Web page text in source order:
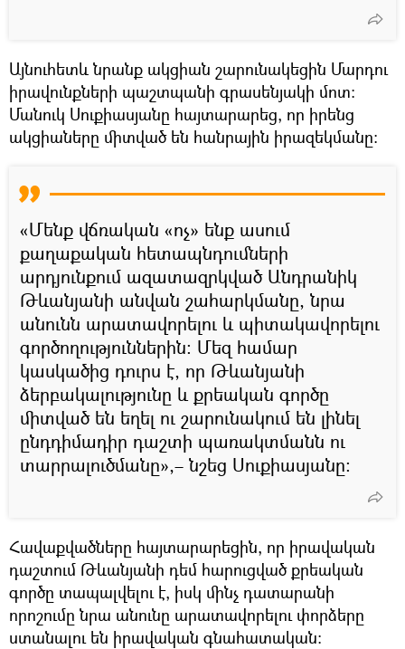
Այնուհետև նրանք ակցիան շարունակեցին Մարդու
իրավունքների պաշտպանի գրասենյակի մոտ։
Մանուկ Սուքիասյանը հայտարարեց, որ իրենց
ակցիաները միտված են հանրային իրազեկմանը։
«Մենք վճռական «ոչ» ենք ասում
քաղաքական հետապնդումների
արդյունքում ազատազրկված Անդրանիկ
Թևանյանի անվան շահարկմանը, նրա
անունն արատավորելու և պիտակավորելու
գործողություններին։ Մեզ համար
կասկածից դուրս է, որ Թևանյանի
ձերբակալությունը և քրեական գործը
միտված են եղել ու շարունակում են լինել
ընդդիմադիր դաշտի պառակտմանն ու
տարրալուծմանը»,– նշեց Սուքիասյանը։
Հավաքվածները հայտարարեցին, որ իրավական
դաշտում Թևանյանի դեմ հարուցված քրեական
գործը տապալվելու է, իսկ մինչ դատարանի
որոշումը նրա անունը արատավորելու փորձերը
ստանալու են իրավական գնահատական։